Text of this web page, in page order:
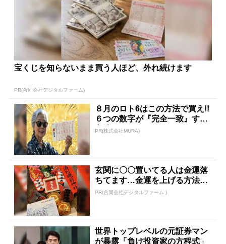
宝くじを知らないまま買う人ほど、外れ続けます
PR(合同会社デジタルファーム)
８月のロト6はこの方法で買え!!
６つの数字が『完全一致』する
方法
PR(株式会社MURA)
玄関に〇〇置いてる人は金運落
ちてます…金運を上げる方法と
は
PR(合同会社デジタルファーム )
世界トップレベルの元証券マン
が暴露「負け投資家の方程式」